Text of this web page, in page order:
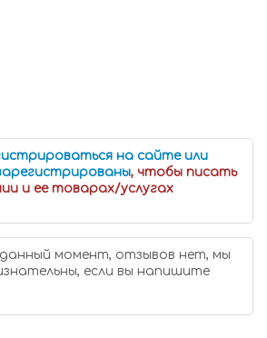
на сайте или
, чтобы писать
и ее товарах/услугах
момент, отзывов нет, мы
если вы напишите